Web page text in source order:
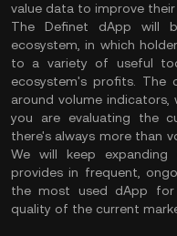
value data to improve
The Definet dApp will
ecosystem, in which
to a variety of useful
ecosystem's profits. The
around volume
you are evaluating the
there's always more than
We will keep
provides in frequent,
the most used dApp
quality of the current